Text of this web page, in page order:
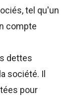
tel qu'un
compte
dettes
société. Il
pour